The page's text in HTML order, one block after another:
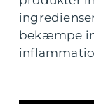
bekæmpe